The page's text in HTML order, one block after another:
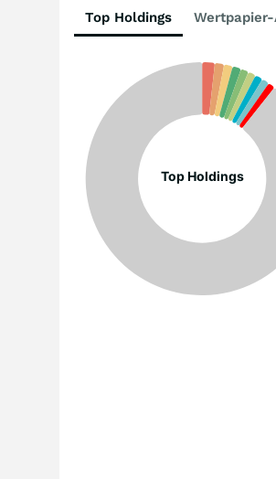
Top Holdings
Top Holdings